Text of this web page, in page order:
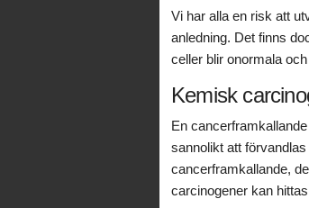
Vi har alla en risk att
anledning. Det finns
celler blir onormala
Kemisk
En
sannolikt att
cancerframkallande,
carcinogener kan